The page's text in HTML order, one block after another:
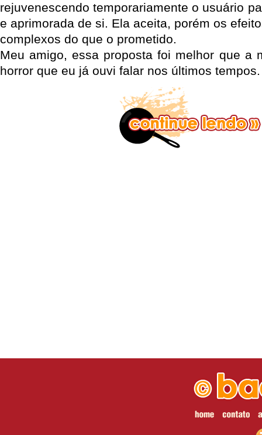
rejuvenescendo temporariamente o usuário
e aprimorada de si. Ela aceita, porém os
complexos do que o prometido.
Meu amigo, essa proposta foi melhor que a
horror que eu já ouvi falar nos últimos tempos.